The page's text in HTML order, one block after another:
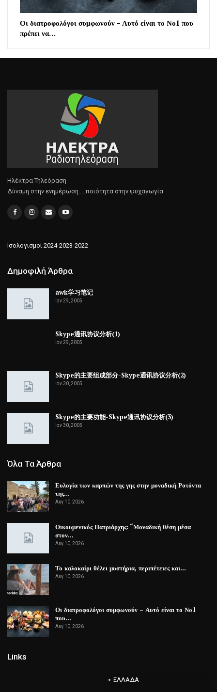
Οι διατροφολόγοι συμφωνούν – Αυτό είναι το Νο1 που
πρέπει να…
Ηλέκτρα Τηλεόραση
Δύναμη στην ενημέρωση.... ποιότητα στην ψυχαγωγία
Ισολογισμοί 2024-2023-2022
Δημοφιλή Άρθρα
awk学习笔记
Ιαν 29, 2005
Skype通讯协议分析(1)
Ιαν 29, 2005
Skype的主要组成部分-Skype通讯协议分析(2)
Ιαν 30, 2005
Skype的主要功能-Skype通讯协议分析(3)
Ιαν 30, 2005
Όλα Τα Άρθρα
Ευλογία των καρπών της γης στην μοναδική Ροτόντα
της…
Αυγ 10, 2026
Οικουμενικός Πατριάρχης: “Μοναδική θέση μέσα
στον…
Αυγ 10, 2026
Το καλοκαίρι θέλει μυστήρια, περιπέτειες και…
Αυγ 10, 2026
Οι διατροφολόγοι συμφωνούν – Αυτό είναι το Νο1
που…
Αυγ 10, 2026
Links
ΕΛΛΑΔΑ